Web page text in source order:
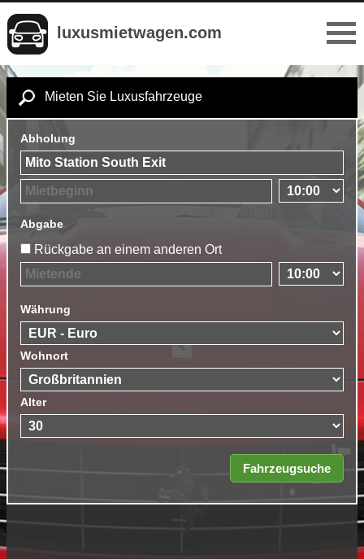
luxusmietwagen.com
Mieten Sie Luxusfahrzeuge
Abholung
Abgabe
Rückgabe an einem anderen Ort
Währung
Wohnort
Alter